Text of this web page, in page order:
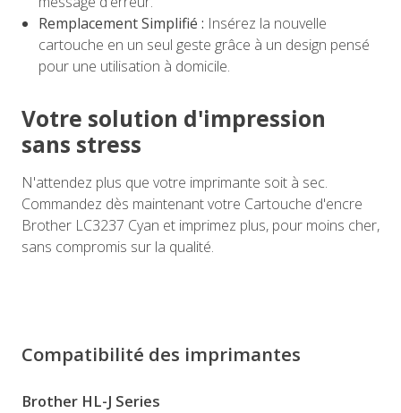
Remplacement Simplifié : Insérez la nouvelle
cartouche en un seul geste grâce à un design pensé
pour une utilisation à domicile.
Votre solution d'impression
sans stress
N'attendez plus que votre imprimante soit à sec.
Commandez dès maintenant votre Cartouche d'encre
Brother LC3237 Cyan et imprimez plus, pour moins cher,
sans compromis sur la qualité.
Compatibilité des imprimantes
Brother HL-J Series